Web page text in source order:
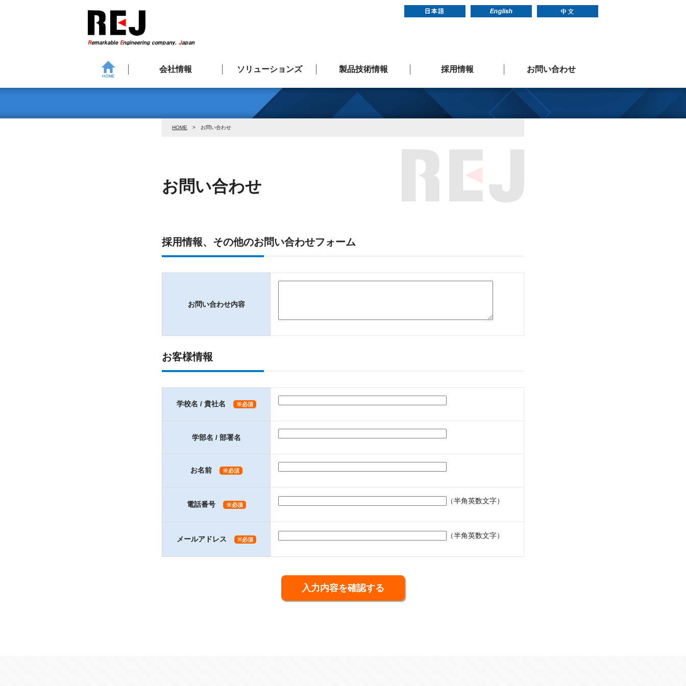
会社情報
企業理念・ビジョン
社長挨拶
会社概要
沿革
役員一覧
組織図
事業所・営業所
環境への取り組み
健康宣言
地域志向CSR方針
ソリューションズ
ドライブシステム
EMS事業案内
アフターサービス
認定システムインテグレーター
製品技術情報
コントローラー
ドライブ
コンバーター
モーター
その他
製品リーフレット
製品マニュアルダウンロード
製造中止品のお知らせ
採用情報
新卒採用
中途採用
人事メッセージ
お問い合わせ
HOME > お問い合わせ
お問い合わせ
採用情報、その他のお問い合わせフォーム
お問い合わせ内容
お客様情報
学校名 / 貴社名 ※必須
学部名 / 部署名
お名前 ※必須
電話番号 ※必須 （半角英数文字）
メールアドレス ※必須 （半角英数文字）
入力内容を確認する